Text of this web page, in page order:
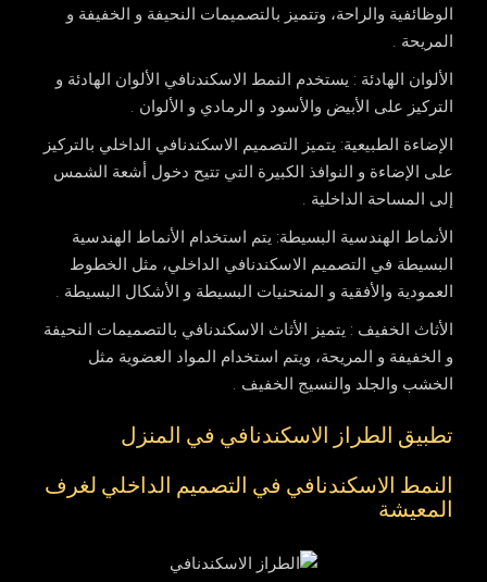
الوظائفية والراحة، وتتميز بالتصميمات النحيفة و الخفيفة و
المريحة .
الألوان الهادئة : يستخدم النمط الاسكندنافي الألوان الهادئة و
التركيز على الأبيض والأسود و الرمادي و الألوان .
الإضاءة الطبيعية: يتميز التصميم الاسكندنافي الداخلي بالتركيز
على الإضاءة و النوافذ الكبيرة التي تتيح دخول أشعة الشمس
إلى المساحة الداخلية .
الأنماط الهندسية البسيطة: يتم استخدام الأنماط الهندسية
البسيطة في التصميم الاسكندنافي الداخلي، مثل الخطوط
العمودية والأفقية و المنحنيات البسيطة و الأشكال البسيطة .
الأثاث الخفيف : يتميز الأثاث الاسكندنافي بالتصميمات النحيفة
و الخفيفة و المريحة، ويتم استخدام المواد العضوية مثل
الخشب والجلد والنسيج الخفيف .
تطبيق الطراز الاسكندنافي في المنزل
النمط الاسكندنافي في التصميم الداخلي لغرف
المعيشة